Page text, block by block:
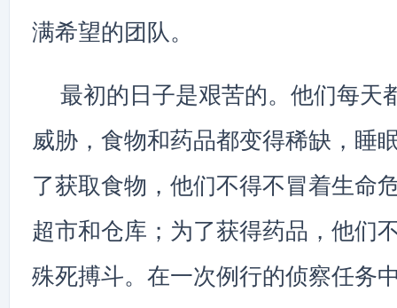
满希望的团队。
最初的日子是艰苦的。他们每天
威胁，食物和药品都变得稀缺，睡
了获取食物，他们不得不冒着生命
超市和仓库；为了获得药品，他们
殊死搏斗。在一次例行的侦察任务